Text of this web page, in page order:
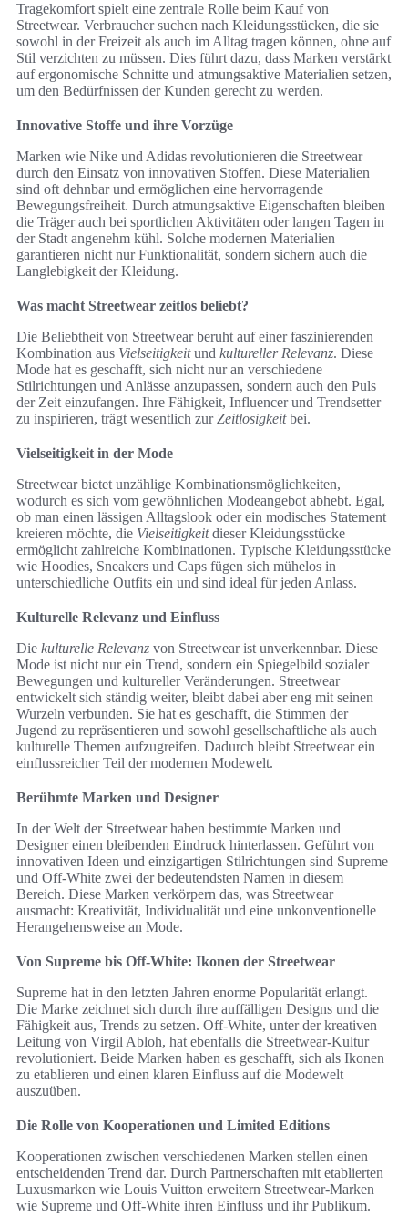
Tragekomfort spielt eine zentrale Rolle beim Kauf von
Streetwear. Verbraucher suchen nach Kleidungsstücken, die sie
sowohl in der Freizeit als auch im Alltag tragen können, ohne auf
Stil verzichten zu müssen. Dies führt dazu, dass Marken verstärkt
auf ergonomische Schnitte und atmungsaktive Materialien setzen,
um den Bedürfnissen der Kunden gerecht zu werden.
Innovative Stoffe und ihre Vorzüge
Marken wie Nike und Adidas revolutionieren die Streetwear
durch den Einsatz von innovativen Stoffen. Diese Materialien
sind oft dehnbar und ermöglichen eine hervorragende
Bewegungsfreiheit. Durch atmungsaktive Eigenschaften bleiben
die Träger auch bei sportlichen Aktivitäten oder langen Tagen in
der Stadt angenehm kühl. Solche modernen Materialien
garantieren nicht nur Funktionalität, sondern sichern auch die
Langlebigkeit der Kleidung.
Was macht Streetwear zeitlos beliebt?
Die Beliebtheit von Streetwear beruht auf einer faszinierenden
Kombination aus Vielseitigkeitund kultureller Relevanz. Diese
Mode hat es geschafft, sich nicht nur an verschiedene
Stilrichtungen und Anlässe anzupassen, sondern auch den Puls
der Zeit einzufangen. Ihre Fähigkeit, Influencer und Trendsetter
zu inspirieren, trägt wesentlich zurZeitlosigkeitbei.
Vielseitigkeit in der Mode
Streetwear bietet unzählige Kombinationsmöglichkeiten,
wodurch es sich vom gewöhnlichen Modeangebot abhebt. Egal,
ob man einen lässigen Alltagslook oder ein modisches Statement
kreieren möchte, die Vielseitigkeitdieser Kleidungsstücke
ermöglicht zahlreiche Kombinationen. Typische Kleidungsstücke
wie Hoodies, Sneakers und Caps fügen sich mühelos in
unterschiedliche Outfits ein und sind ideal für jeden Anlass.
Kulturelle Relevanz und Einfluss
Die kulturelle Relevanz von Streetwear ist unverkennbar. Diese
Mode ist nicht nur ein Trend, sondern ein Spiegelbild sozialer
Bewegungen und kultureller Veränderungen. Streetwear
entwickelt sich ständig weiter, bleibt dabei aber eng mit seinen
Wurzeln verbunden. Sie hat es geschafft, die Stimmen der
Jugend zu repräsentieren und sowohl gesellschaftliche als auch
kulturelle Themen aufzugreifen. Dadurch bleibt Streetwear ein
einflussreicher Teil der modernen Modewelt.
Berühmte Marken und Designer
In der Welt der Streetwear haben bestimmte Marken und
Designer einen bleibenden Eindruck hinterlassen. Geführt von
innovativen Ideen und einzigartigen Stilrichtungen sind Supreme
und Off-White zwei der bedeutendsten Namen in diesem
Bereich. Diese Marken verkörpern das, was Streetwear
ausmacht: Kreativität, Individualität und eine unkonventionelle
Herangehensweise an Mode.
Von Supreme bis Off-White: Ikonen der Streetwear
Supreme hat in den letzten Jahren enorme Popularität erlangt.
Die Marke zeichnet sich durch ihre auffälligen Designs und die
Fähigkeit aus, Trends zu setzen. Off-White, unter der kreativen
Leitung von Virgil Abloh, hat ebenfalls die Streetwear-Kultur
revolutioniert. Beide Marken haben es geschafft, sich als Ikonen
zu etablieren und einen klaren Einfluss auf die Modewelt
auszuüben.
Die Rolle von Kooperationen und Limited Editions
Kooperationen zwischen verschiedenen Marken stellen einen
entscheidenden Trend dar. Durch Partnerschaften mit etablierten
Luxusmarken wie Louis Vuitton erweitern Streetwear-Marken
wie Supreme und Off-White ihren Einfluss und ihr Publikum.